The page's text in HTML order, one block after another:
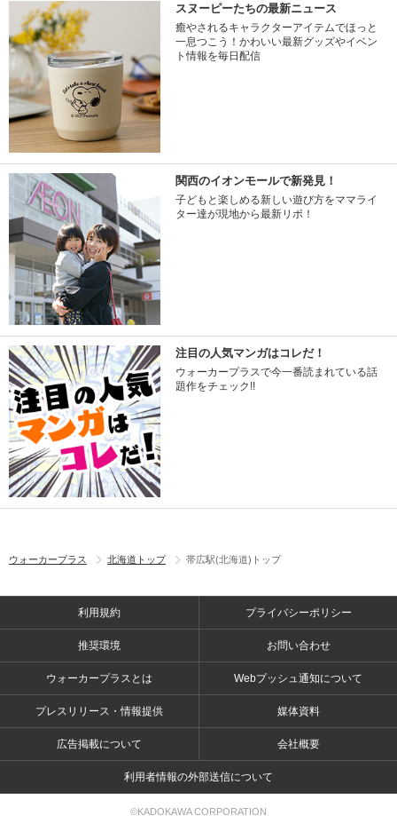
スヌーピーたちの最新ニュース
癒やされるキャラクターアイテムでほっと
一息つこう！かわいい最新グッズやイベン
ト情報を毎日配信
関西のイオンモールで新発見！
子どもと楽しめる新しい遊び方をママライ
ター達が現地から最新リポ！
注目の人気マンガはコレだ！
ウォーカープラスで今一番読まれている話
題作をチェック!!
ウォーカープラス 北海道トップ 帯広駅(北海道)トップ
利用規約 プライバシーポリシー
推奨環境 お問い合わせ
ウォーカープラスとは Webプッシュ通知について
プレスリリース・情報提供 媒体資料
広告掲載について 会社概要
利用者情報の外部送信について
©KADOKAWA CORPORATION